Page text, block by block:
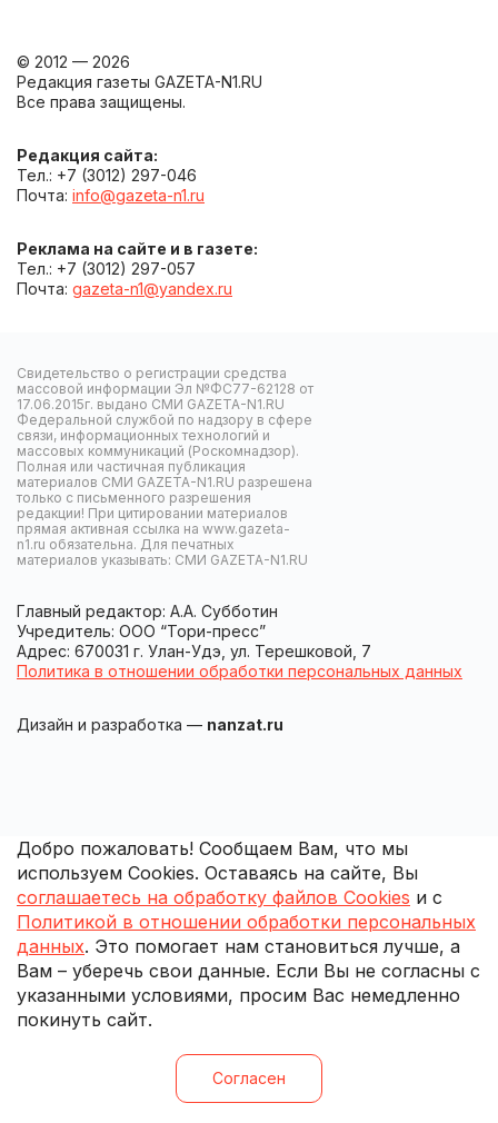
© 2012 — 2026
Редакция газеты GAZETA-N1.RU
Все права защищены.
Редакция сайта:
Тел.: +7 (3012) 297-046
Почта: info@gazeta-n1.ru
Реклама на сайте и в газете:
Тел.: +7 (3012) 297-057
Почта: gazeta-n1@yandex.ru
Свидетельство о регистрации средства
массовой информации Эл №ФС77-62128 от
17.06.2015г. выдано СМИ GAZETA-N1.RU
Федеральной службой по надзору в сфере
связи, информационных технологий и
массовых коммуникаций (Роскомнадзор).
Полная или частичная публикация
материалов СМИ GAZETA-N1.RU разрешена
только с письменного разрешения
редакции! При цитировании материалов
прямая активная ссылка на www.gazeta-
n1.ru обязательна. Для печатных
материалов указывать: СМИ GAZETA-N1.RU
Главный редактор: А.А. Субботин
Учредитель: ООО “Тори-пресс”
Адрес: 670031 г. Улан-Удэ, ул. Терешковой, 7
Политика в отношении обработки персональных данных
Дизайн и разработка — nanzat.ru
Добро пожаловать! Сообщаем Вам, что мы
используем Cookies. Оставаясь на сайте, Вы
соглашаетесь на обработку файлов Cookies и с
Политикой в отношении обработки персональных
данных. Это помогает нам становиться лучше, а
Вам – уберечь свои данные. Если Вы не согласны с
указанными условиями, просим Вас немедленно
покинуть сайт.
Согласен